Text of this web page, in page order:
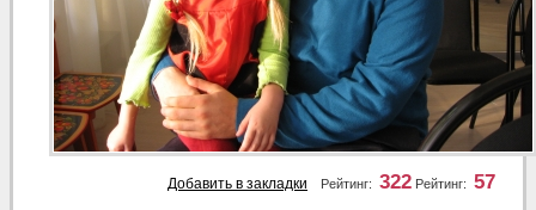
Рейтинг: 57
Рейтинг: 322
Добавить в закладки